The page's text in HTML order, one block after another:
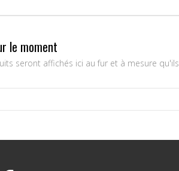
le moment
seront affichés ici au fur et à mesure qu'ils